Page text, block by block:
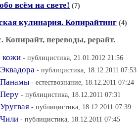
всём на свете! (7)
кулинария. Копирайтинг (4)
Копирайт, переводы, рерайт.
кожи - публицистика, 21.01.2012 21:56
- публицистика, 18.12.2011 07:53
- естествознание, 18.12.2011 07:24
- публицистика, 18.12.2011 07:31
- публицистика, 18.12.2011 07:39
- публицистика, 18.12.2011 07:45